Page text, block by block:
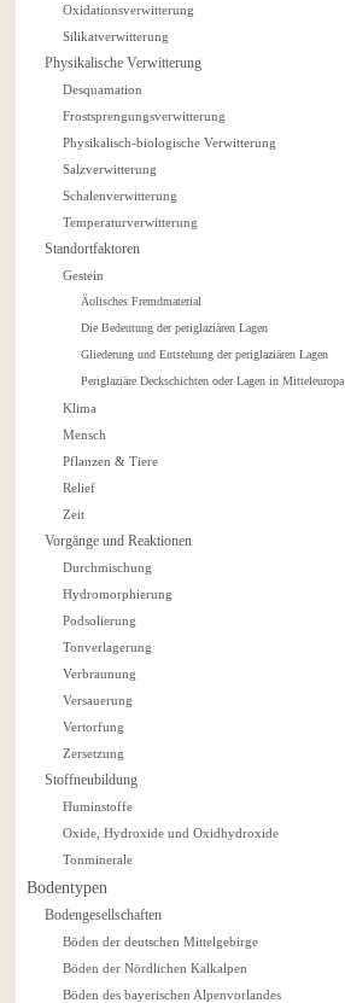
Oxidationsverwitterung
Silikatverwitterung
Physikalische Verwitterung
Desquamation
Frostsprengungsverwitterung
Physikalisch-biologische Verwitterung
Salzverwitterung
Schalenverwitterung
Temperaturverwitterung
Standortfaktoren
Gestein
Äolisches Fremdmaterial
Die Bedeutung der periglaziären Lagen
Gliederung und Entstehung der periglaziären Lagen
Periglaziäre Deckschichten oder Lagen in Mitteleuropa
Klima
Mensch
Pflanzen & Tiere
Relief
Zeit
Vorgänge und Reaktionen
Durchmischung
Hydromorphierung
Podsolierung
Tonverlagerung
Verbraunung
Versauerung
Vertorfung
Zersetzung
Stoffneubildung
Huminstoffe
Oxide, Hydroxide und Oxidhydroxide
Tonminerale
Bodentypen
Bodengesellschaften
Böden der deutschen Mittelgebirge
Böden der Nördlichen Kalkalpen
Böden des bayerischen Alpenvorlandes